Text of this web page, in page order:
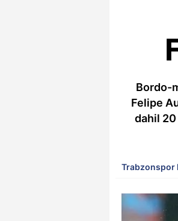
Bordo-
Felipe
dahil 20
Trabzonspor